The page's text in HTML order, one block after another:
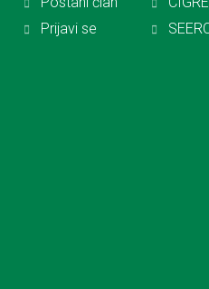
Prijavi se